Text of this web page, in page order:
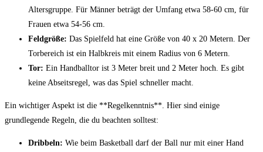
Altersgruppe. Für ⁢Männer ⁤beträgt⁢ der‌ Umfang etwa 58-60 cm, für
Frauen etwa 54-56 cm.
Feldgröße: Das Spielfeld ​hat eine Größe von 40 ​x 20 Metern. Der
⁣Torbereich ist ein Halbkreis mit einem ⁢Radius von 6 Metern.
Tor: Ein Handballtor ist 3 Meter breit‍ und ⁤2 Meter‌ hoch. ‍Es gibt⁢
keine Abseitsregel, was ⁣das Spiel ‌schneller macht.
Ein wichtiger Aspekt ist die **Regelkenntnis**. Hier sind einige⁣
grundlegende‍ Regeln, die du beachten solltest:
Dribbeln: Wie beim Basketball darf ⁢der ⁣Ball nur mit einer Hand‌